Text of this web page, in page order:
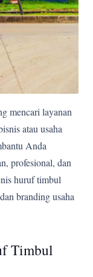
mencari layanan
atau usaha
Anda
profesional, dan
huruf timbul
branding usaha
Timbul